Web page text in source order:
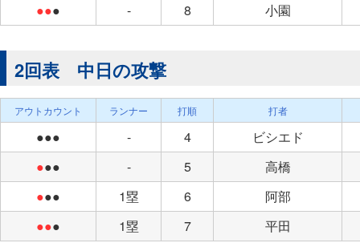
●●● - 8 小園
2回表 中日の攻撃
アウトカウント ランナー 打順 打者
●●● - 4
ビシエド
●●● - 5
高橋
●●● 1塁 6
阿部
●●● 1塁 7 平田